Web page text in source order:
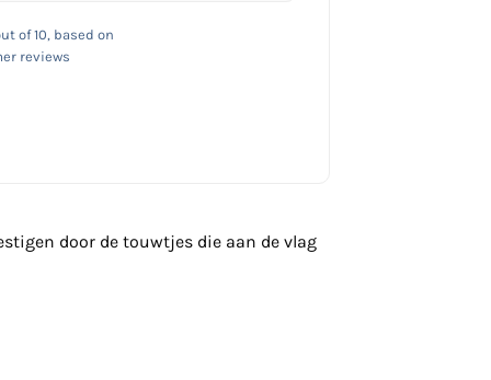
of 10, based on
reviews
door de touwtjes die aan de vlag